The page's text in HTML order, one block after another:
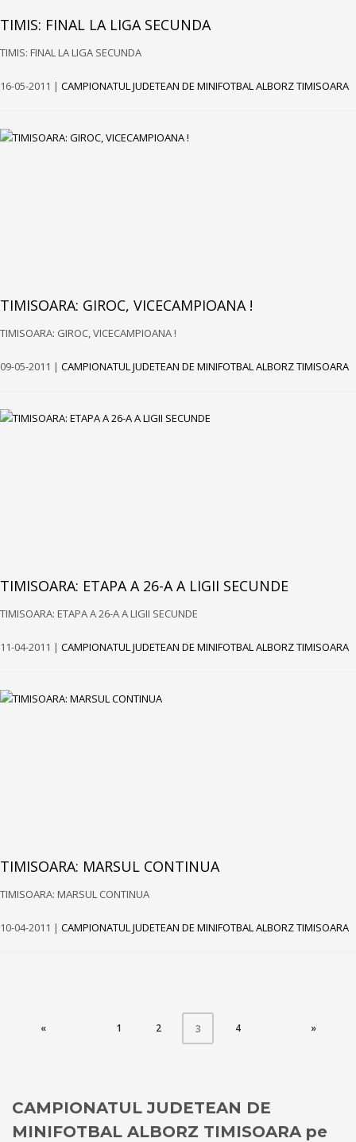
TIMIS: FINAL LA LIGA SECUNDA
TIMIS: FINAL LA LIGA SECUNDA
16-05-2011 | CAMPIONATUL JUDETEAN DE MINIFOTBAL ALBORZ TIMISOARA
TIMISOARA: GIROC, VICECAMPIOANA !
TIMISOARA: GIROC, VICECAMPIOANA !
09-05-2011 | CAMPIONATUL JUDETEAN DE MINIFOTBAL ALBORZ TIMISOARA
TIMISOARA: ETAPA A 26-A A LIGII SECUNDE
TIMISOARA: ETAPA A 26-A A LIGII SECUNDE
11-04-2011 | CAMPIONATUL JUDETEAN DE MINIFOTBAL ALBORZ TIMISOARA
TIMISOARA: MARSUL CONTINUA
TIMISOARA: MARSUL CONTINUA
10-04-2011 | CAMPIONATUL JUDETEAN DE MINIFOTBAL ALBORZ TIMISOARA
« 1 2 3(CURRENT)
4 »
CAMPIONATUL JUDETEAN DE
MINIFOTBAL ALBORZ TIMISOARA pe